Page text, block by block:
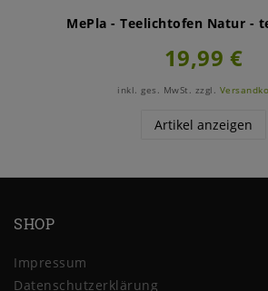
MePla - Teelichtofen Natur -
19,99 €
inkl. ges. MwSt. zzgl.
Artikel anzeigen
SHOP
Impressum
Daten­schutz­erklärung